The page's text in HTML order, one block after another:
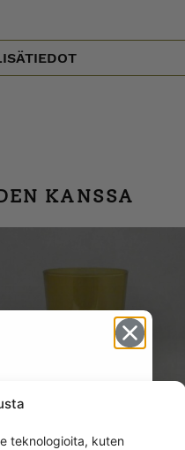
teknologioita, kuten
KANSSA